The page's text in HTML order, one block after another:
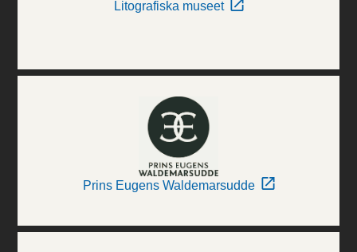
Litografiska museet
Prins Eugens Waldemarsudde